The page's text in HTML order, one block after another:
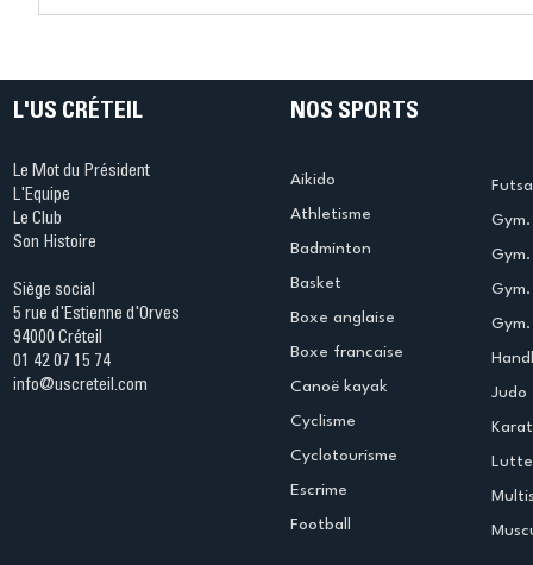
L'US CRÉTEIL
Le Mot du Président
L'Equipe
Le Club
Son Histoire
Siège social
5 rue d'Estienne d'Orves
94000 Créteil
01 42 07 15 74
info@uscreteil.com
NOS SPORTS
Aikido
Athletisme
Badminton
Basket
Boxe anglaise
Boxe francaise
Canoë kayak
Cyclisme
Cyclotourisme
Escrime
Football
Judo
Lutte